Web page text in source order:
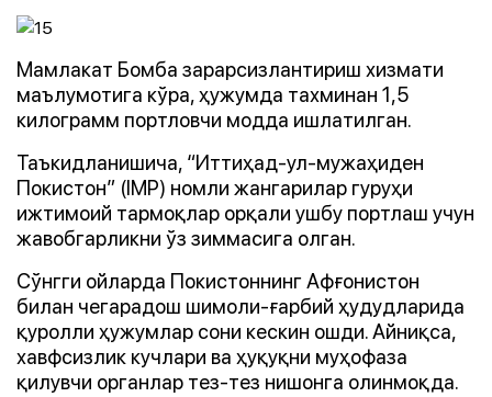
Мамлакат Бомба зарарсизлантириш хизмати
маълумотига кўра, ҳужумда тахминан 1,5
килограмм портловчи модда ишлатилган.
Таъкидланишича, “Иттиҳад-ул-мужаҳиден
Покистон” (IMP) номли жангарилар гуруҳи
ижтимоий тармоқлар орқали ушбу портлаш учун
жавобгарликни ўз зиммасига олган.
Сўнгги ойларда Покистоннинг Афғонистон
билан чегарадош шимоли-ғарбий ҳудудларида
қуролли ҳужумлар сони кескин ошди. Айниқса,
хавфсизлик кучлари ва ҳуқуқни муҳофаза
қилувчи органлар тез-тез нишонга олинмоқда.